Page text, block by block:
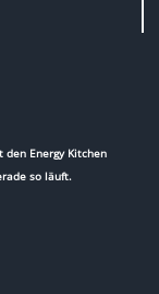
den Energy Kitchen
so läuft.